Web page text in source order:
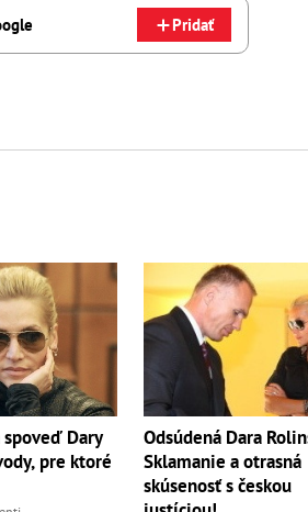
Pridať
Dary
pre ktoré
Odsúdená Dara
Sklamanie a otrasná
skúsenosť s českou